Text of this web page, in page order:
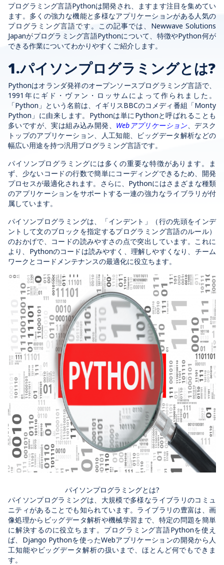
プログラミング言語Pythonは開発され、ますます注目を集めてい
ます。多くの強力な機能と多様なアプリケーションがある人気の
プログラミング言語です。この記事では、Newwave Solutions
Japanがプログラミング言語Pythonについて、特徴やPython何が
できる作業についてわかりやすくご紹介します。
1.パイソンプログラミングとは?
Pythonはオランダ発祥のオープンソースプログラミング言語で、
1991年にギド・ヴァン・ロッサムによって作られました。
「Python」という名前は、イギリスBBCのコメディ番組「Monty
Python」に由来します。Pythonは単にPythonと呼ばれることも
多いですが、実は組み込み開発、 Webアプリケーション、デスク
トップのアプリケーション、人工知能、ビッグデータ解析などの
幅広い用途を持つ汎用プログラミング言語です。
パイソンプログラミングには多くの重要な特徴があります。ま
ず、少ないコードの行数で簡単にコーディングできるため、開発
プロセスが最適化されます。さらに、Pythonにはさまざまな種類
のアプリケーションをサポートする一連の強力なライブラリが付
属しています。
パイソンプログラミングは、「インデント」（行の先頭をインデ
ントして文のブロックを指定するプログラミング言語のルール）
のおかげで、コードの読みやすさの点で突出しています。これに
より、Pythonのコードは読みやすく、理解しやすくなり、チーム
ワークとコードメンテナンスの最適化に役立ちます。
パイソンプログラミングとは?
パイソンプログラミングは、大規模で多様なライブラリのコミュ
ニティがあることでも知られています。ライブラリの豊富は、画
像処理からビッグデータ解析や機械学習まで、特定の問題を簡単
に解決するのに役立ちます。プログラミング言語Pythonを使え
ば、Django Pythonを使ったWebアプリケーションの開発から人
工知能やビッグデータ解析の扱いまで、ほとんど何でもできま
す。